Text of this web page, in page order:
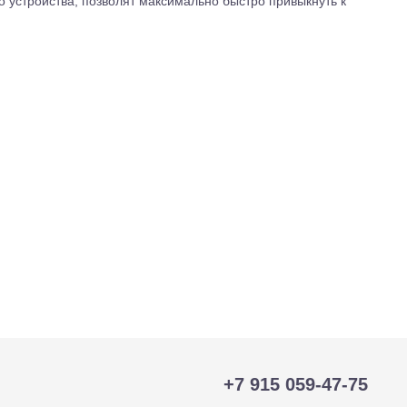
+7 915 059-47-75